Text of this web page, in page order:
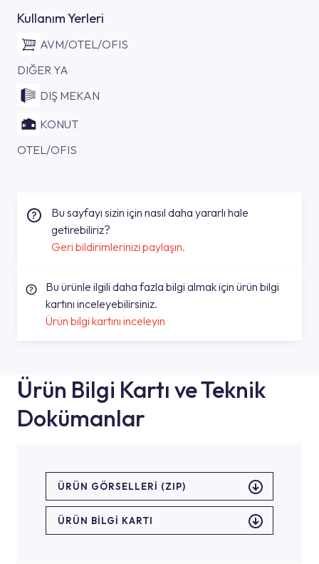
Kullanım Yerleri
AVM/OTEL/OFIS
DIĞER YA
DIŞ MEKAN
KONUT
OTEL/OFIS
Bu sayfayı sizin için nasıl daha yararlı hale
getirebiliriz?
Geri bildirimlerinizi paylaşın.
Bu ürünle ilgili daha fazla bilgi almak için ürün bilgi
kartını inceleyebilirsiniz.
Ürün bilgi kartını inceleyin
Ürün Bilgi Kartı ve Teknik
Dokümanlar
ÜRÜN GÖRSELLERI (ZIP)
ÜRÜN BILGI KARTI